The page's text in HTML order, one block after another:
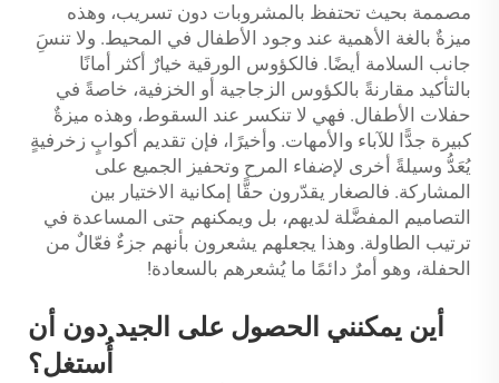
مصممة بحيث تحتفظ بالمشروبات دون تسريب، وهذه
ميزةٌ بالغة الأهمية عند وجود الأطفال في المحيط. ولا تنسَِ
جانب السلامة أيضًا. فالكؤوس الورقية خيارٌ أكثر أمانًا
بالتأكيد مقارنةً بالكؤوس الزجاجية أو الخزفية، خاصةً في
حفلات الأطفال. فهي لا تنكسر عند السقوط، وهذه ميزةٌ
كبيرة جدًّا للآباء والأمهات. وأخيرًا، فإن تقديم أكوابٍ زخرفيةٍ
يُعَدُّ وسيلةً أخرى لإضفاء المرح وتحفيز الجميع على
المشاركة. فالصغار يقدّرون حقًّا إمكانية الاختيار بين
التصاميم المفضَّلة لديهم، بل ويمكنهم حتى المساعدة في
ترتيب الطاولة. وهذا يجعلهم يشعرون بأنهم جزءٌ فعّالٌ من
الحفلة، وهو أمرٌ دائمًا ما يُشعرهم بالسعادة!
أين يمكنني الحصول على الجيد دون أن
أُستغل؟